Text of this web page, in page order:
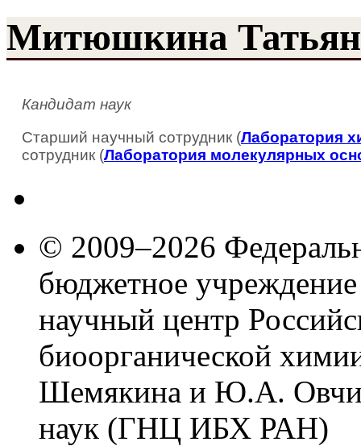
Митюшкина
Кандидат наук
Старший научный сотрудник (Лаборатория
сотрудник (Лаборатория молекулярных
© 2009–2026
бюджетное
научный центр
биоорганической
Шемякина и Ю.А.
наук (ГНЦ ИБХ РАН)